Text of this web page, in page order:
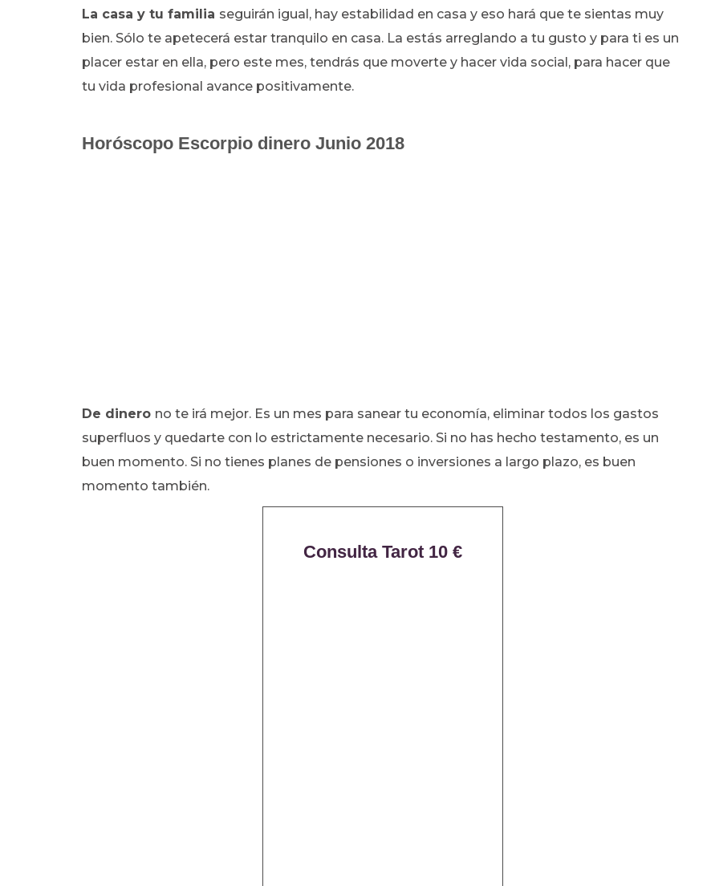
La casa y tu familia seguirán igual, hay estabilidad en casa y eso hará que te sientas muy
bien. Sólo te apetecerá estar tranquilo en casa. La estás arreglando a tu gusto y para ti es un
placer estar en ella, pero este mes, tendrás que moverte y hacer vida social, para hacer que
tu vida profesional avance positivamente.
Horóscopo Escorpio dinero Junio 2018
De dinero no te irá mejor. Es un mes para sanear tu economía, eliminar todos los gastos
superfluos y quedarte con lo estrictamente necesario. Si no has hecho testamento, es un
buen momento. Si no tienes planes de pensiones o inversiones a largo plazo, es buen
momento también.
Consulta Tarot 10 €